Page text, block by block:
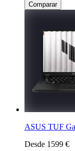
Comparar
ASUS TUF
Desde 1599 €